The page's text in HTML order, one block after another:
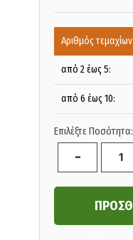
Αριθμός τεμαχίων
από 2 έως 5:
από 6 έως 10:
Επιλέξτε Ποσότητα:
-